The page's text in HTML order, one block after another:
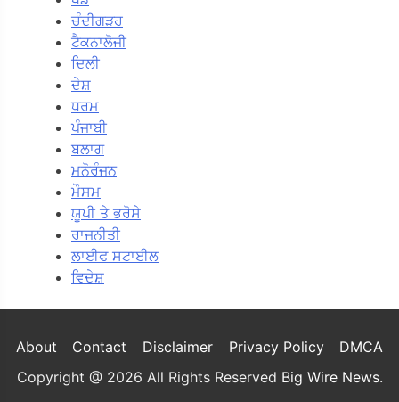
ਚੰਦੀਗੜਹ
ਟੈਕਨਾਲੋਜੀ
ਦਿਲੀ
ਦੇਸ਼
ਧਰਮ
ਪੰਜਾਬੀ
ਬਲਾਗ
ਮਨੋਰੰਜਨ
ਮੌਸਮ
ਯੂਪੀ ਤੇ ਭਰੋਸੇ
ਰਾਜਨੀਤੀ
ਲਾਈਫ ਸਟਾਈਲ
ਵਿਦੇਸ਼
About Contact Disclaimer Privacy Policy
DMCA
Copyright @ 2026 All Rights Reserved Big Wire News.